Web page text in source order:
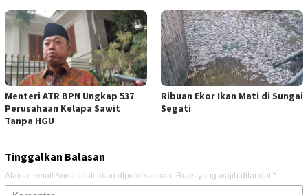
Menteri ATR BPN Ungkap 537
Perusahaan Kelapa Sawit
Tanpa HGU
Ribuan Ekor Ikan Mati di Sungai
Segati
Tinggalkan Balasan
Alamat email Anda tidak akan dipublikasikan. Ruas yang wajib ditandai *